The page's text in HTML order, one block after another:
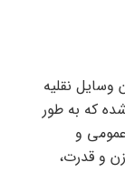
وسایل نقلیه
اعلام کرده ۹۵.۶ میلیون دستگاه خودرو در سال ۲۰۱۸ تولید شده که به طور
عمومی و
و قدرت،